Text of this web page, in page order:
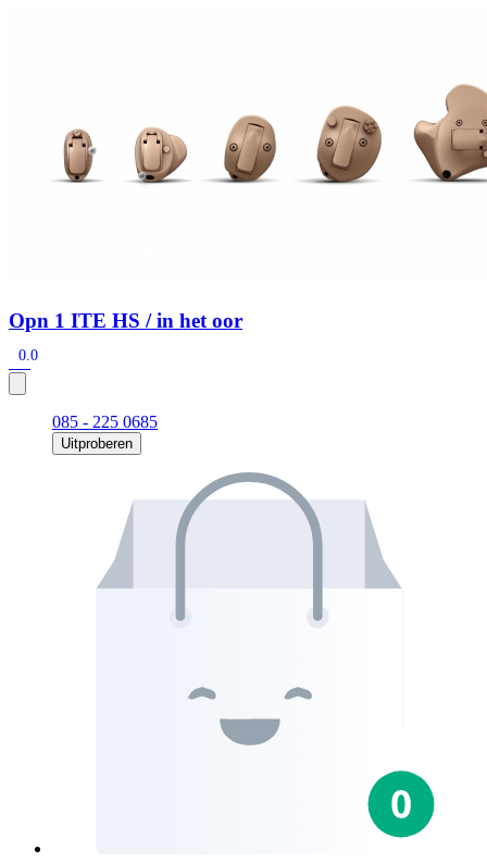
Signia Silk IX
Widex
Allure AIAudio Service R LI 7
Hoortoestelbatterijen Widex filtersFilters
Domes
Onderhoudsartikelen
Opn 1 ITE HS / in het oor
0.0
085 - 225 0685
Uitproberen